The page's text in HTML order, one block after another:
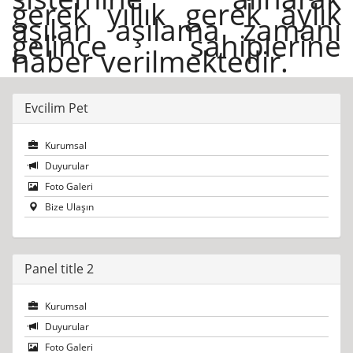
gerek yıllık gerek aylık
aşıları aşılama zamanı
gelince sahiplerine
haber verilmektedir.
Evcilim Pet
Kurumsal
Duyurular
Foto Galeri
Bize Ulaşın
Panel title 2
Kurumsal
Duyurular
Foto Galeri